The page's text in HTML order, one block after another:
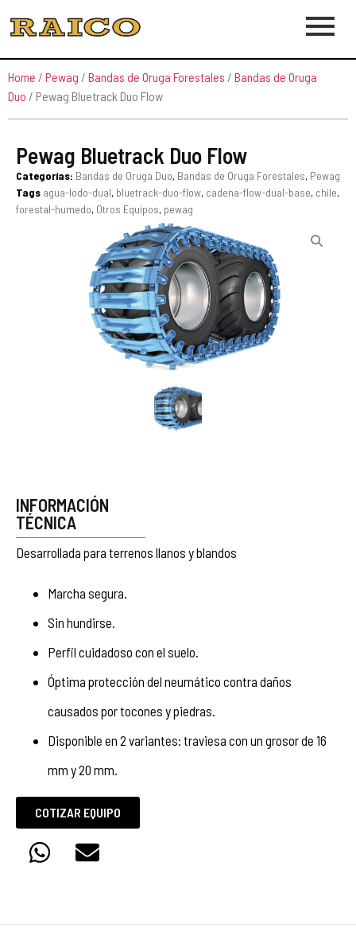
Home / Pewag / Bandas de Oruga Forestales / Bandas de Oruga
Duo / Pewag Bluetrack Duo Flow
Pewag Bluetrack Duo Flow
Categorías: Bandas de Oruga Duo, Bandas de Oruga Forestales, Pewag
Tags agua-lodo-dual, bluetrack-duo-flow, cadena-flow-dual-base, chile,
forestal-humedo, Otros Equipos, pewag
INFORMACIÓN
TÉCNICA
Desarrollada para terrenos llanos y blandos
Marcha segura.
Sin hundirse.
Perfil cuidadoso con el suelo.
Óptima protección del neumático contra daños
causados por tocones y piedras.
Disponible en 2 variantes: traviesa con un grosor de 16
mm y 20 mm.
COTIZAR EQUIPO